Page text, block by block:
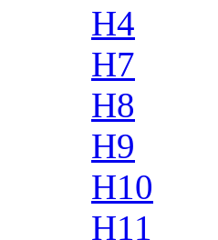
H4
H7
H8
H9
H10
H11